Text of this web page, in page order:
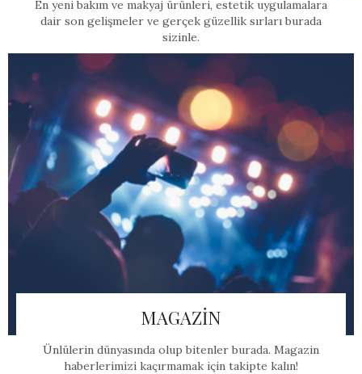
En yeni bakım ve makyaj ürünleri, estetik uygulamalara
dair son gelişmeler ve gerçek güzellik sırları burada
sizinle.
MAGAZİN
Ünlülerin dünyasında olup bitenler burada. Magazin
haberlerimizi kaçırmamak için takipte kalın!